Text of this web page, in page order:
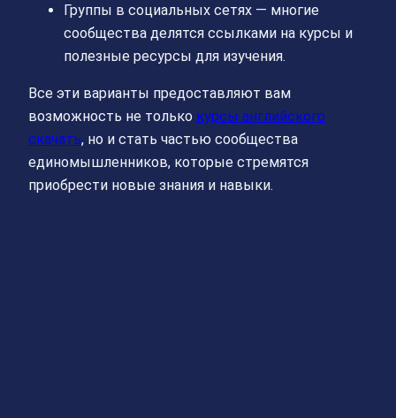
Группы в социальных сетях — многие
сообщества делятся ссылками на курсы и
полезные ресурсы для изучения.
Все эти варианты предоставляют вам
возможность не только курсы английского
скачать, но и стать частью сообщества
единомышленников, которые стремятся
приобрести новые знания и навыки.